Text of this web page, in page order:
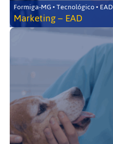
Formiga-MG • Tecnológico • EAD
Marketing – EAD